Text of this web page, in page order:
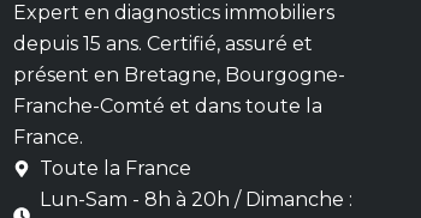
Expert en diagnostics immobiliers
depuis 15 ans. Certifié, assuré et
présent en Bretagne, Bourgogne-
Franche-Comté et dans toute la
France.
Toute la France
Lun-Sam - 8h à 20h / Dimanche :